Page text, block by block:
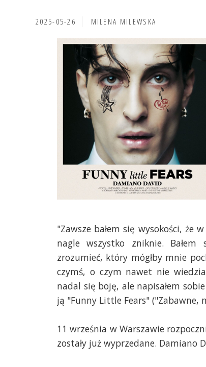
2025-05-26 MILENA MILEWSKA
"Zawsze bałem się wysokości,
nagle wszystko zniknie.
zrozumieć, który mógłby mnie
czymś, o czym nawet nie
nadal się boję, ale napisałem
ją "Funny Little Fears" ("Zabawne,
11 września w Warszawie
zostały już wyprzedane. Damiano